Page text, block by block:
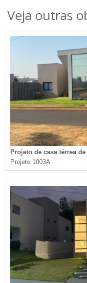
Veja outras
Projeto de casa térrea
Projeto 1003A